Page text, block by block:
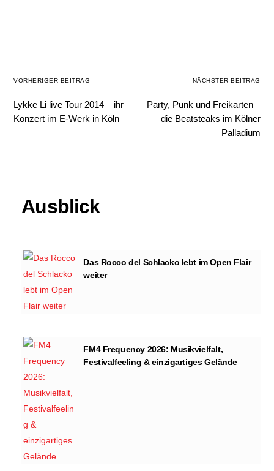
VORHERIGER BEITRAG
Lykke Li live Tour 2014 – ihr
Konzert im E-Werk in Köln
NÄCHSTER BEITRAG
Party, Punk und Freikarten –
die Beatsteaks im Kölner
Palladium
Ausblick
Das Rocco del Schlacko lebt im Open Flair
weiter
FM4 Frequency 2026: Musikvielfalt,
Festivalfeeling & einzigartiges Gelände